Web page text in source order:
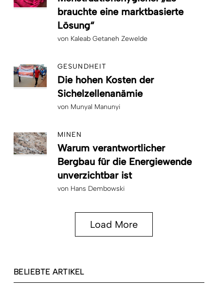
brauchte eine marktbasierte
Lösung“
von Kaleab Getaneh Zewelde
GESUNDHEIT
Die hohen Kosten der
Sichelzellenanämie
von Munyal Manunyi
MINEN
Warum verantwortlicher
Bergbau für die Energiewende
unverzichtbar ist
von Hans Dembowski
Load More
BELIEBTE ARTIKEL